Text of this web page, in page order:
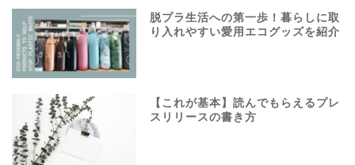
脱プラ生活への第一歩！暮らしに取
り入れやすい愛用エコグッズを紹介
【これが基本】読んでもらえるプレ
スリリースの書き方